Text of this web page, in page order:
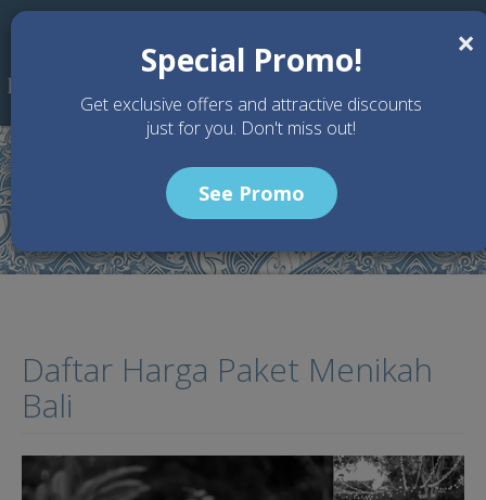
Skip to main content
Daftar Harga Paket Menikah Bali
Daftar Harga Paket Menikah
Bali
×
Special Promo!
Get exclusive offers and attractive discounts
just for you. Don't miss out!
See Promo